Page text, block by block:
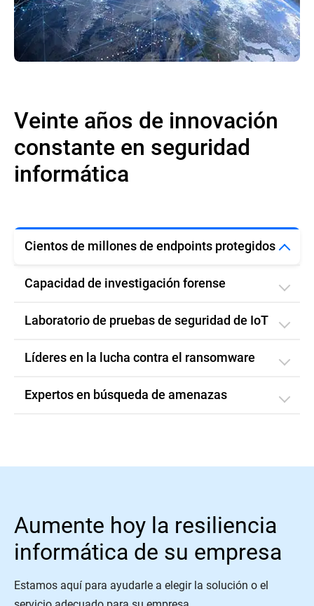
Veinte años de innovación
constante en seguridad
informática
Cientos de millones de endpoints protegidos
Capacidad de investigación forense
Laboratorio de pruebas de seguridad de IoT
Líderes en la lucha contra el ransomware
Expertos en búsqueda de amenazas
Aumente hoy la resiliencia
informática de su empresa
Estamos aquí para ayudarle a elegir la solución o el